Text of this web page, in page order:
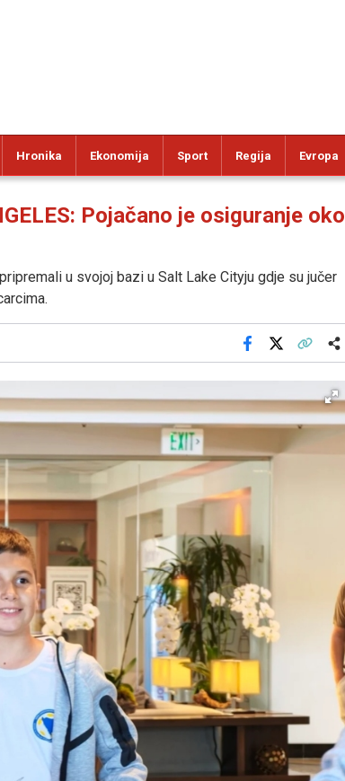
Hronika Ekonomija Sport Regija Evropa
Pojačano je osiguranje oko
u svojoj bazi u Salt Lake Cityju gdje su jučer
Facebook